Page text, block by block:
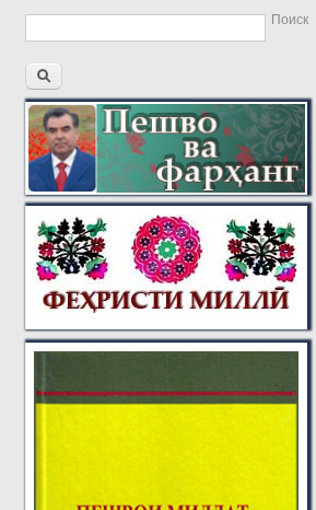
Поиск